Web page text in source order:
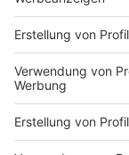
Markiere sie